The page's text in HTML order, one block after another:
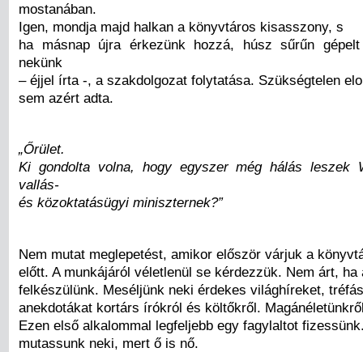
mostanában.
Igen, mondja majd halkan a könyvtáros kisasszony, s
ha másnap újra érkezünk hozzá, húsz sűrűn
nekünk
– éjjel írta -, a szakdolgozat folytatása. Szükségtelen
sem azért adta.
„Őrület.
Ki gondolta volna, hogy egyszer még hálás leszek
vallás-
és közoktatásügyi miniszternek?”
Nem mutat meglepetést, amikor először várjuk a
előtt. A munkájáról véletlenül se kérdezzük. Nem árt, ha
felkészülünk. Meséljünk neki érdekes világhíreket,
anekdotákat kortárs írókról és költőkről.
Ezen első alkalommal legfeljebb egy fagylaltot
mutassunk neki, mert ő is nő.